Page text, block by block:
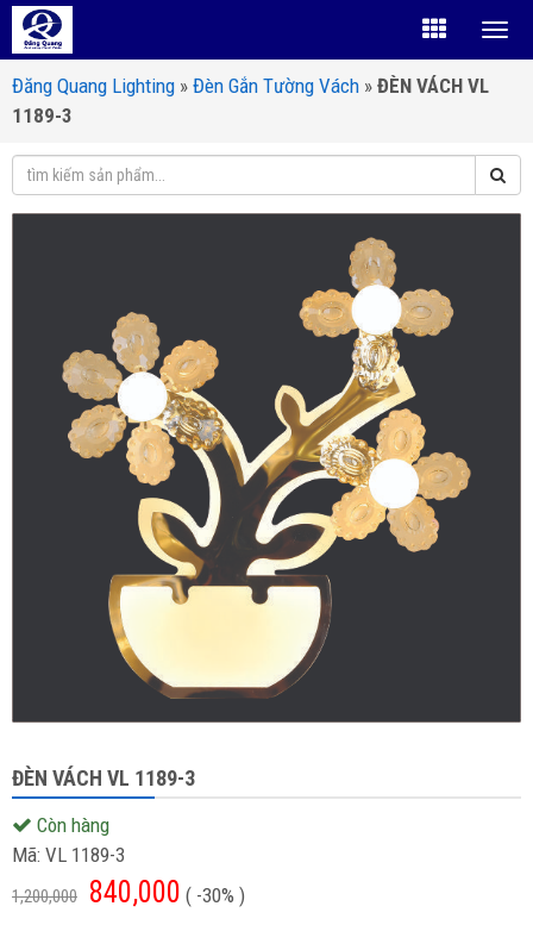
Đăng Quang Lighting » Đèn Gắn Tường Vách » ĐÈN VÁCH VL
1189-3
ĐÈN VÁCH VL 1189-3
Còn hàng
Mã: VL 1189-3
1,200,000 840,000 ( -30% )